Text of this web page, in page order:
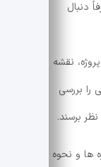
دنبال
نقشه
را بررسی
برسند.
ها و نحوه بررسی